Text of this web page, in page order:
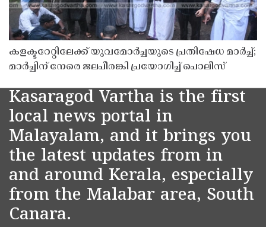
കളക്ടറേറ്റിലേക്ക് യുവമോർച്ചയുടെ പ്രതിഷേധ മാർച്ച്;
മാർച്ചിന് നേരെ ജലപീരങ്കി പ്രയോഗിച്ച് പൊലീസ്
Kasaragod Vartha is the first
local news portal in
Malayalam, and it brings you
the latest updates from in
and around Kerala, especially
from the Malabar area, South
Canara.